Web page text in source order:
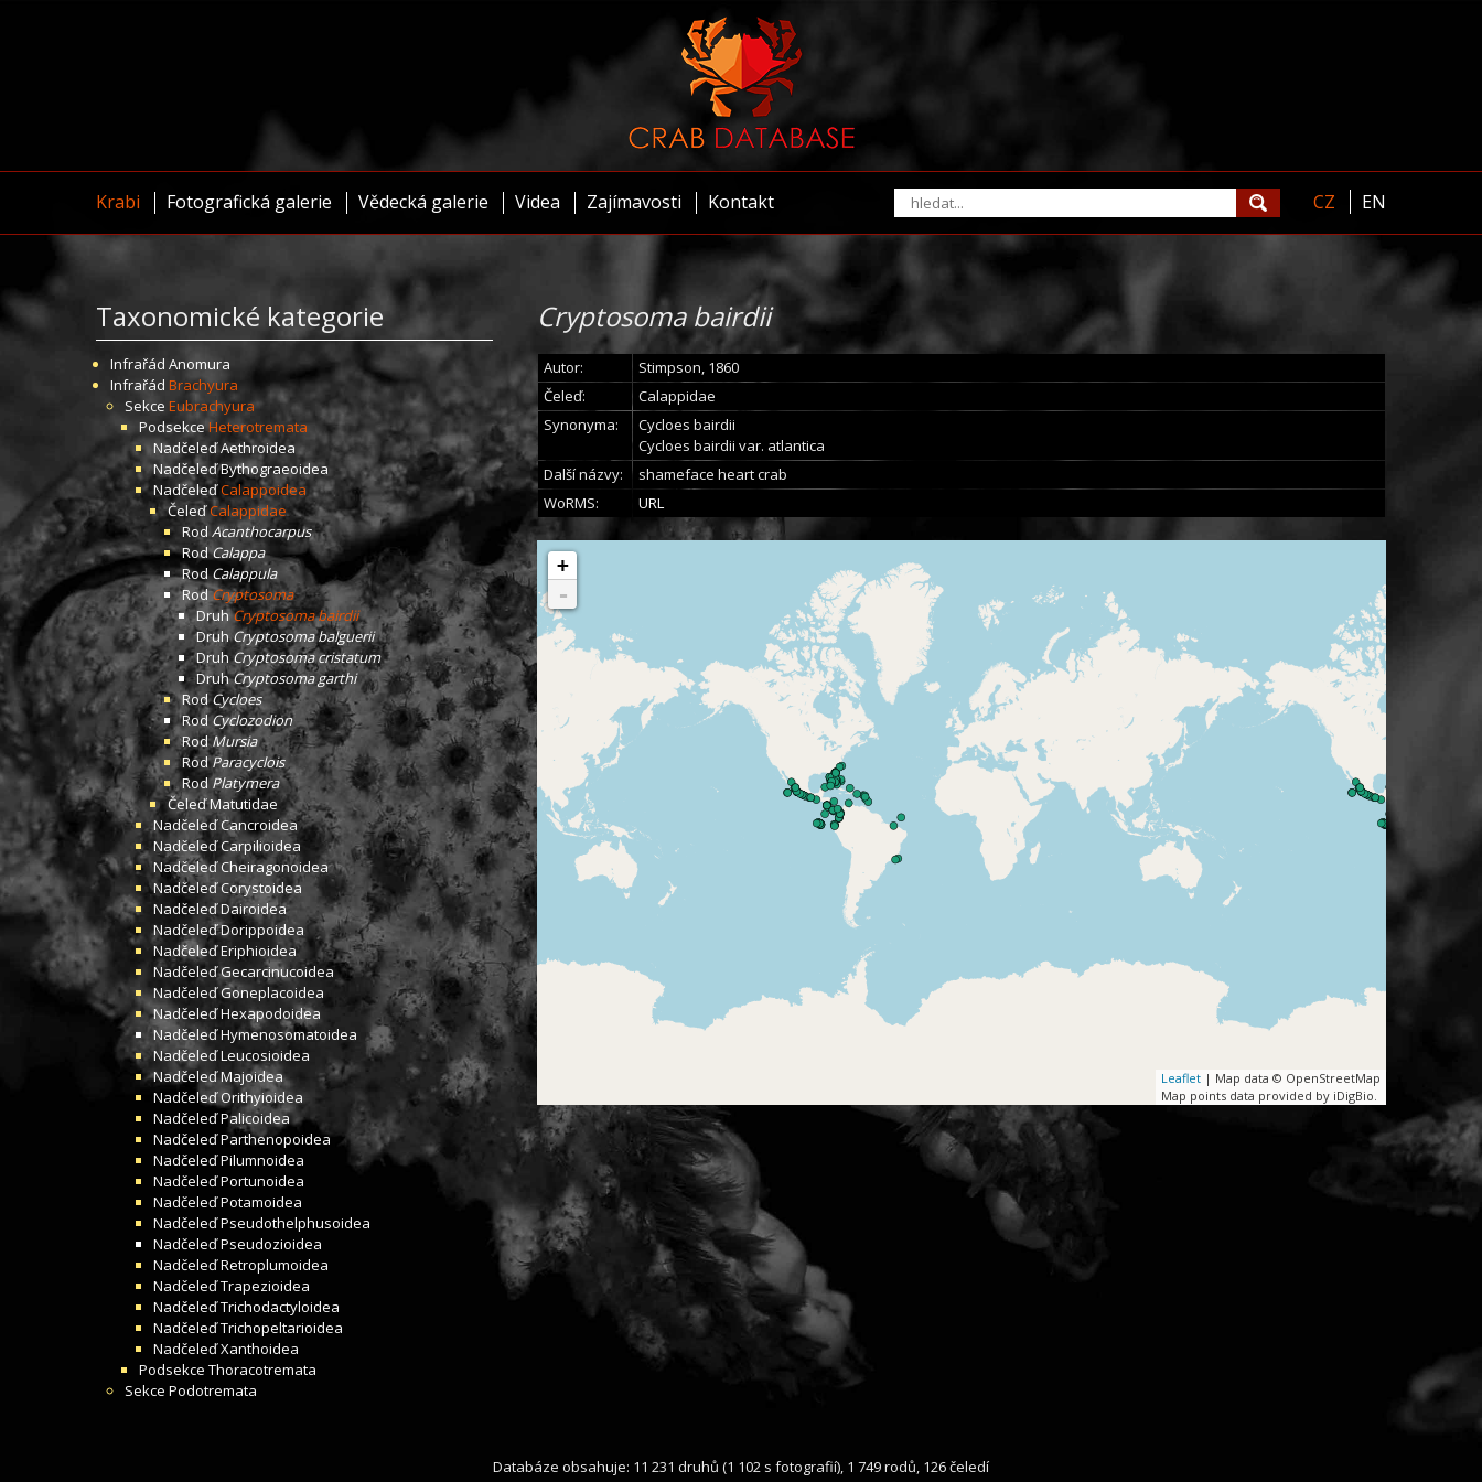
Krabi Fotografická galerie Vědecká galerie Videa Zajímavosti Kontakt CZ EN
Taxonomické kategorie
Infrařád Anomura
Infrařád Brachyura
Sekce Eubrachyura
PodsekceHeterotremata
NadčeleďAethroidea
NadčeleďBythograeoidea
NadčeleďCalappoidea
ČeleďCalappidae
RodAcanthocarpus
RodCalappa
RodCalappula
RodCryptosoma
DruhCryptosoma bairdii
DruhCryptosoma balguerii
DruhCryptosoma cristatum
DruhCryptosoma garthi
RodCycloes
RodCyclozodion
RodMursia
RodParacyclois
RodPlatymera
ČeleďMatutidae
NadčeleďCancroidea
NadčeleďCarpilioidea
NadčeleďCheiragonoidea
NadčeleďCorystoidea
NadčeleďDairoidea
NadčeleďDorippoidea
NadčeleďEriphioidea
NadčeleďGecarcinucoidea
NadčeleďGoneplacoidea
NadčeleďHexapodoidea
NadčeleďHymenosomatoidea
NadčeleďLeucosioidea
NadčeleďMajoidea
NadčeleďOrithyioidea
NadčeleďPalicoidea
NadčeleďParthenopoidea
NadčeleďPilumnoidea
NadčeleďPortunoidea
NadčeleďPotamoidea
NadčeleďPseudothelphusoidea
NadčeleďPseudozioidea
NadčeleďRetroplumoidea
NadčeleďTrapezioidea
NadčeleďTrichodactyloidea
NadčeleďTrichopeltarioidea
NadčeleďXanthoidea
Podsekce Thoracotremata
Sekce Podotremata
Cryptosoma bairdii
Autor:
Stimpson, 1860
Čeleď:
Calappidae
Synonyma:
Cycloes bairdii
Cycloes bairdii var. atlantica
Další názvy:
shameface heart crab
WoRMS:
URL
+
-
Leaflet | Map data © OpenStreetMap
Map points data provided by iDigBio.
Databáze obsahuje: 11 231 druhů (1 102 s fotografií), 1 749 rodů, 126 čeledí